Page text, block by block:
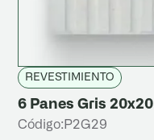
REVESTIMIENTO
6 Panes Gris 20x20
Código: P2G29